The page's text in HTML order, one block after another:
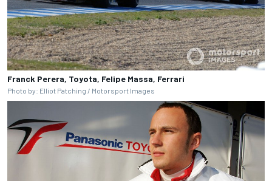
Franck Perera, Toyota, Felipe Massa, Ferrari
Photo by: Elliot Patching / Motorsport Images